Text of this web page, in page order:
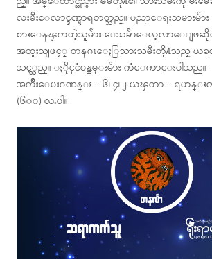
လးမီးေလာင္ဒဏ္ရာရတတ္သည္။ ပညာေရးသမားမ်
စားေနၾကတဲ့သူမ်ား ေသခ်ာေလ့လာေျဖဆိုပါ
အထူးသျဖင့္ တနဂၤေႏြသားသမီးတို႔သည္ ယခု
သင့္သည္။ ႏိုင္ငံဝန္ထမ္းမ်ား ကံေကာင္းပါသည္။
အက်ိဴးေပးဂဏန္း – ၆၊ ၄၊ ၂ ယၾတာ – ရဟန္းတ
(၆၀၀) လႉပါ။